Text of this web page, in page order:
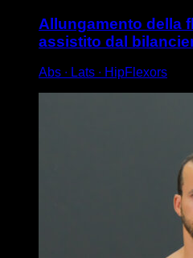
Allungamento della
assistito dal
Abs ∙ Lats ∙ HipFlexors